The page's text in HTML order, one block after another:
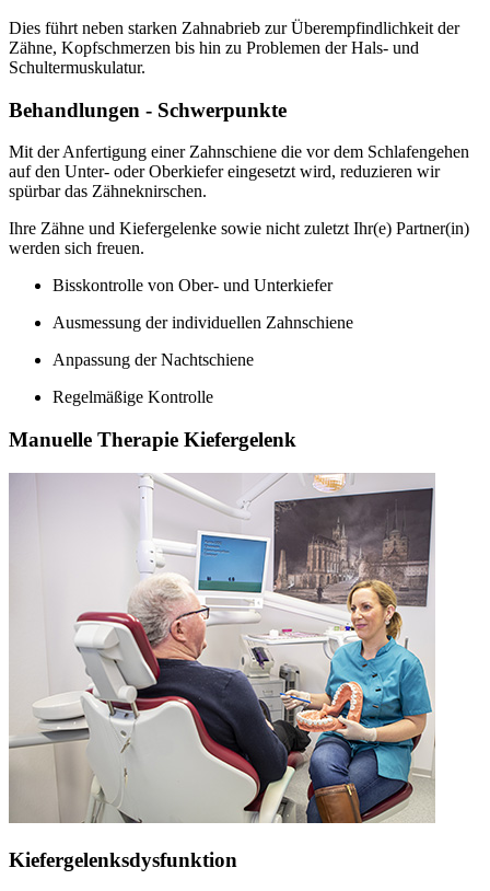
Dies führt neben starken Zahnabrieb zur Überempfindlichkeit der
Zähne, Kopfschmerzen bis hin zu Problemen der Hals- und
Schultermuskulatur.
Behandlungen - Schwerpunkte
Mit der Anfertigung einer Zahnschiene die vor dem Schlafengehen
auf den Unter- oder Oberkiefer eingesetzt wird, reduzieren wir
spürbar das Zähneknirschen.
Ihre Zähne und Kiefergelenke sowie nicht zuletzt Ihr(e) Partner(in)
werden sich freuen.
Bisskontrolle von Ober- und Unterkiefer
Ausmessung der individuellen Zahnschiene
Anpassung der Nachtschiene
Regelmäßige Kontrolle
Manuelle Therapie Kiefergelenk
Kiefergelenksdysfunktion